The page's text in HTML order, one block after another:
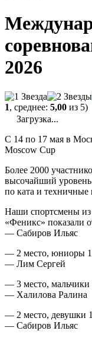
2026
1, среднее: 5,00 из 5)
Загрузка...
С 14 по 17 мая в
Moscow Cup
Более 2000
высочайший
по ката и техничные
Наши спортсмены
«Феникс» показали
— Сабиров Ильяс
— 2 место, юниоры
— Лим Сергей
— 3 место, мальчики
— Халилова Ралина
— 2 место, девушки
— Сабиров Ильяс